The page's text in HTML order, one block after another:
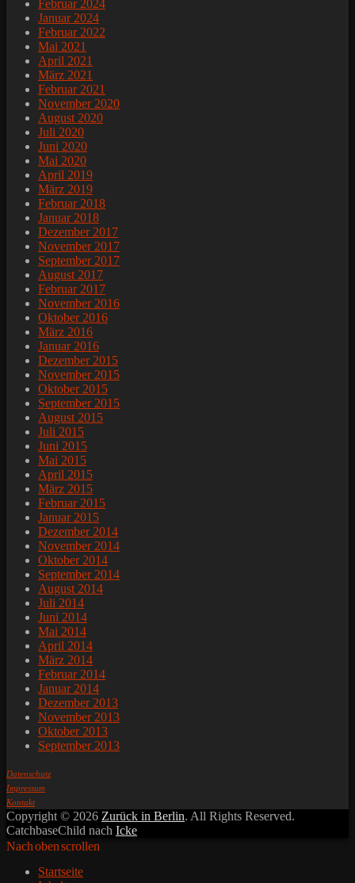
Februar 2024
Januar 2024
Februar 2022
Mai 2021
April 2021
März 2021
Februar 2021
November 2020
August 2020
Juli 2020
Juni 2020
Mai 2020
April 2019
März 2019
Februar 2018
Januar 2018
Dezember 2017
November 2017
September 2017
August 2017
Februar 2017
November 2016
Oktober 2016
März 2016
Januar 2016
Dezember 2015
November 2015
Oktober 2015
September 2015
August 2015
Juli 2015
Juni 2015
Mai 2015
April 2015
März 2015
Februar 2015
Januar 2015
Dezember 2014
November 2014
Oktober 2014
September 2014
August 2014
Juli 2014
Juni 2014
Mai 2014
April 2014
März 2014
Februar 2014
Januar 2014
Dezember 2013
November 2013
Oktober 2013
September 2013
Datenschutz
Impressum
Kontakt
Copyright © 2026 Zurück in Berlin. All Rights Reserved.
CatchbaseChild nach Icke
Nach oben scrollen
Startseite